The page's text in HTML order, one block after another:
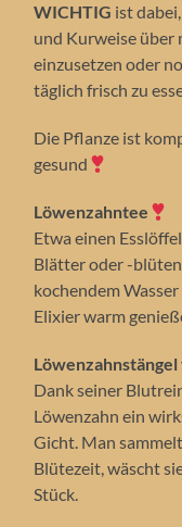
WICHTIG ist
und Kurweise über
einzusetzen oder
täglich frisch zu
Die Pflanze ist
gesund
Löwenzahntee
Etwa einen
Blätter oder -
kochendem
Elixier warm
Dank seiner
Löwenzahn ein
Gicht. Man
Blütezeit, wäscht
Stück.